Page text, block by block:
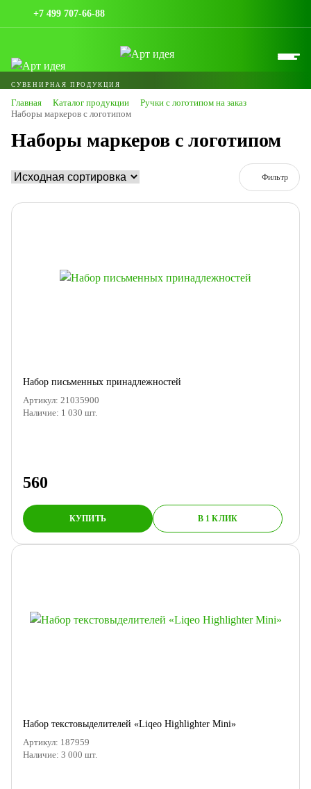
СУВЕНИРНАЯ ПРОДУКЦИЯ
+7 499 707-66-88
Главная Каталог продукции
Ручки с логотипом на заказ
Наборы маркеров с логотипом
Наборы маркеров с логотипом
Фильтр
Набор письменных принадлежностей
Артикул: 21035900
Наличие: 1 030 шт.
560
КУПИТЬ В 1 КЛИК
Набор текстовыделителей «Liqeo Highlighter Mini»
Артикул: 187959
Наличие: 3 000 шт.